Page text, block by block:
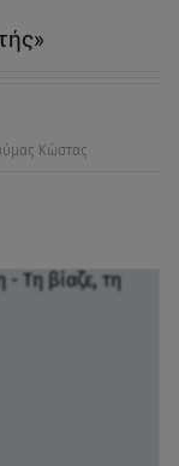
Κώστας